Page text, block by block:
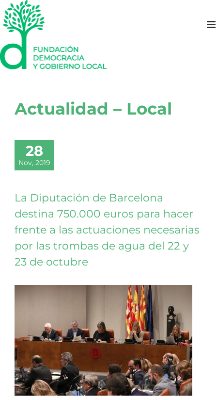
Saltar
al
contenido
Actualidad – Local
28
Nov, 2019
La Diputación de Barcelona
destina 750.000 euros para hacer
frente a las actuaciones necesarias
por las trombas de agua del 22 y
23 de octubre